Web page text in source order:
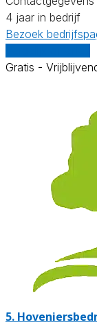
4 jaar in bedrijf
Bezoek
Gratis -
5.